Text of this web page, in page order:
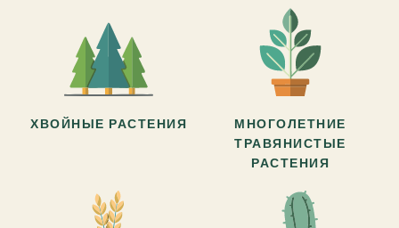
ХВОЙНЫЕ РАСТЕНИЯ
МНОГОЛЕТНИЕ
ТРАВЯНИСТЫЕ
РАСТЕНИЯ